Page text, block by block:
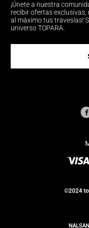
¡Únete a nuestra
recibir ofertas
al máximo tus travesías!
universo TOPARA.
©2024